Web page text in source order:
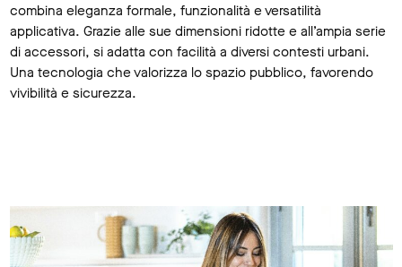
combina eleganza formale, funzionalità e versatilità
applicativa. Grazie alle sue dimensioni ridotte e all’ampia serie
di accessori, si adatta con facilità a diversi contesti urbani.
Una tecnologia che valorizza lo spazio pubblico, favorendo
vivibilità e sicurezza.